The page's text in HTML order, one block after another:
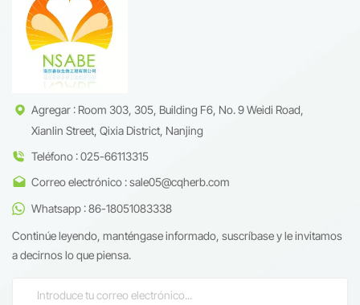
Agregar : Room 303, 305, Building F6, No. 9 Weidi Road,
Xianlin Street, Qixia District, Nanjing
Teléfono : 025-66113315
Correo electrónico : sale05@cqherb.com
Whatsapp : 86-18051083338
Continúe leyendo, manténgase informado, suscríbase y le invitamos
a decirnos lo que piensa.